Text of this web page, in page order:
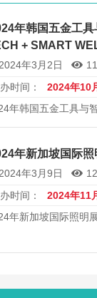
年韩国五金工
+ SMART
2024年3月2日
时间：
2024年10
年韩国五金工具与
年新加坡国际
2024年3月9日
时间：
2024年11
年新加坡国际照明